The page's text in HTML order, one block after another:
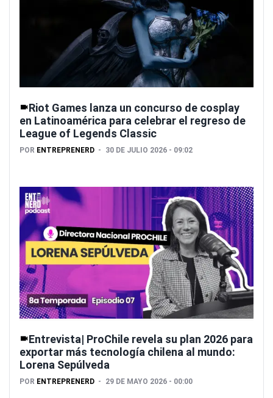
Riot Games lanza un concurso de cosplay
en Latinoamérica para celebrar el regreso de
League of Legends Classic
POR ENTREPRENERD 30 DE JULIO 2026 - 09:02
Entrevista| ProChile revela su plan 2026 para
exportar más tecnología chilena al mundo:
Lorena Sepúlveda
POR ENTREPRENERD 29 DE MAYO 2026 - 00:00